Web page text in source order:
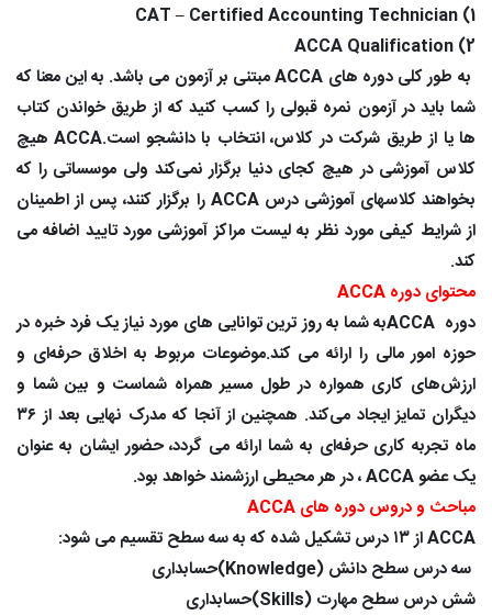
1) CAT – Certified Accounting Technician
2) ACCA Qualification
به طور کلی دوره های ACCA مبتنی بر آزمون می باشد. به این معنا که
شما باید در آزمون نمره قبولی را کسب کنید که از طریق خواندن کتاب
ها یا از طریق شرکت در کلاس، انتخاب با دانشجو است.ACCA هیچ
کلاس آموزشی در هیچ کجای دنیا برگزار نمی‌کند ولی موسساتی را که
بخواهند کلاسهای آموزشی درس ACCA را برگزار کنند، پس از اطمینان
از شرایط کیفی مورد نظر به لیست مراکز آموزشی مورد تایید اضافه می
کند.
محتوای دوره ACCA
دوره ACCAبه شما به روز ترین توانایی های مورد نیاز یک فرد خبره در
حوزه امور مالی را ارائه می کند.موضوعات مربوط به اخلاق حرفه‌ای و
ارزش‌های کاری همواره در طول مسیر همراه شماست و بین شما و
دیگران تمایز ایجاد می‌کند. همچنین از آنجا که مدرک نهایی بعد از ۳۶
ماه تجربه کاری حرفه‌ای به شما ارائه می گردد، حضور ایشان به عنوان
یک عضو ACCA ، در هر محیطی ارزشمند خواهد بود.
مباحث و دروس دوره های ACCA
ACCA از ۱۳ درس تشکیل شده که به سه سطح تقسیم می شود:
سه درس سطح دانش (Knowledge)حسابداری
شش درس سطح مهارت (Skills)حسابداری